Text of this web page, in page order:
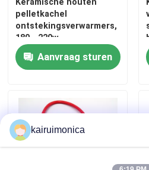
pelletkachel
ontstekingsverwarmers,
180 - 220w
Aanvraag sturen
kairuimonica